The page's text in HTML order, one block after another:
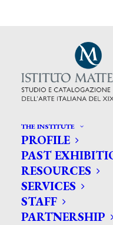
THE INSTITUTE
PROFILE
PAST
RESOURCES
SERVICES
STAFF
PARTNERSHIP